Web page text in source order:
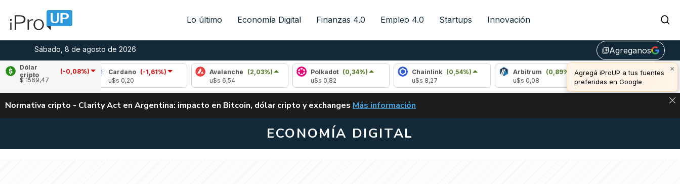
Lo último Economía Digital Finanzas 4.0 Empleo 4.0 Startups Innovación
Sábado, 8 de agosto de 2026 library_addAgreganos
×
Agregá iProUP a tus fuentes
preferidas en Google
Dólar
cripto
(-0,08%)
$ 1569,47
(0,73%)
Cardano
(-1,61%)
Avalanche (2,03%)
Polkadot
(0,34%)
Chainlink
(0,54%)
Arbitrum
(0,89%)
Bitcoin (0,81%)
u$s 64.962,00
Normativa cripto - Clarity Act en Argentina: impacto en Bitcoin, dólar cripto y exchanges CLARITY ACT EN ARGENTINA: IMPACTO EN BITCOIN, DÓLAR CRIPTO Y EXCHANGES
Más información
ECONOMÍA DIGITAL